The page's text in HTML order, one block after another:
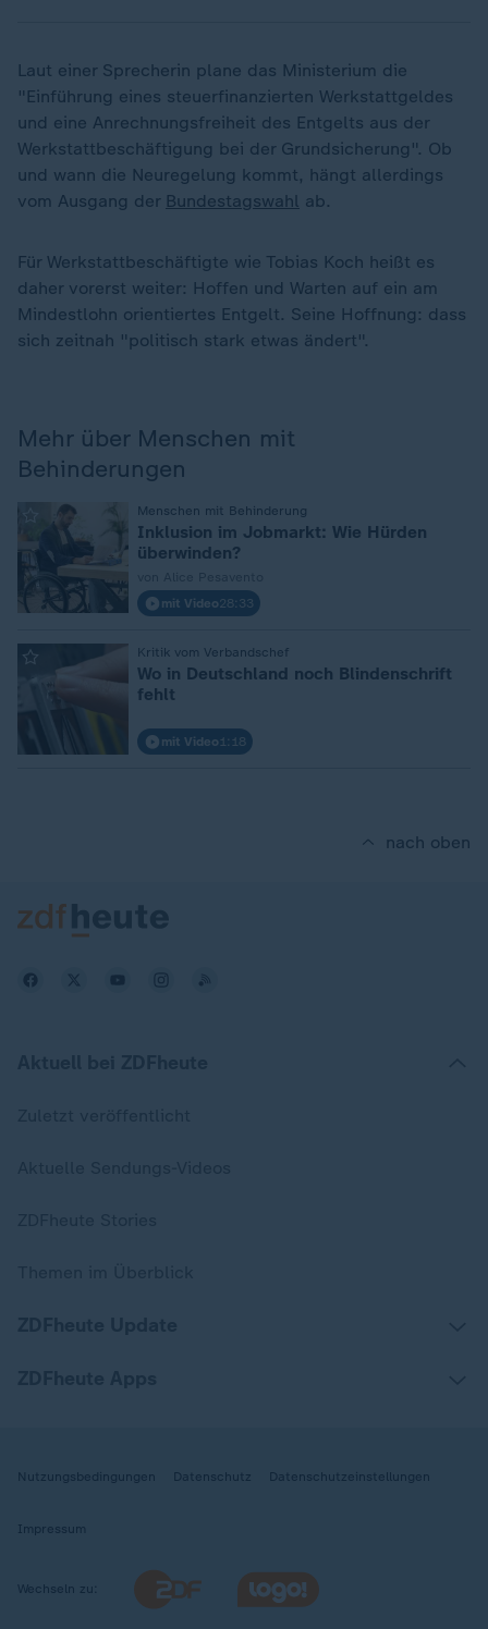
Laut einer Sprecherin plane das Ministerium die
"Einführung eines steuerfinanzierten Werkstattgeldes
und eine Anrechnungsfreiheit des Entgelts aus der
Werkstattbeschäftigung bei der Grundsicherung". Ob
und wann die Neuregelung kommt, hängt allerdings
vom Ausgang der Bundestagswahl ab.
Für Werkstattbeschäftigte wie Tobias Koch heißt es
daher vorerst weiter: Hoffen und Warten auf ein am
Mindestlohn orientiertes Entgelt. Seine Hoffnung: dass
sich zeitnah "politisch stark etwas ändert".
Mehr über Menschen mit
Behinderungen
Menschen mit Behinderung
Inklusion im Jobmarkt: Wie Hürden
überwinden?
mit Video28:33
Kritik vom Verbandschef
Wo in Deutschland noch Blindenschrift
fehlt
mit Video 1:18
nach oben
Nutzungsbedingungen Datenschutz Datenschutzeinstellungen
Impressum
Wechseln zu: